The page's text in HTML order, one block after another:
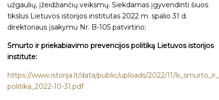
užgaulių, įžeidžiančių veiksmų. Siekdamas įgyvendinti šiuos
tikslus Lietuvos istorijos institutas 2022 m. spalio 31 d.
direktoriaus įsakymu Nr. B-105 patvirtino:
Smurto ir priekabiavimo prevencijos politiką Lietuvos istorijos
institute:
https://www.istorija.lt/data/public/uploads/2022/11/
politika_2022-10-31.pdf